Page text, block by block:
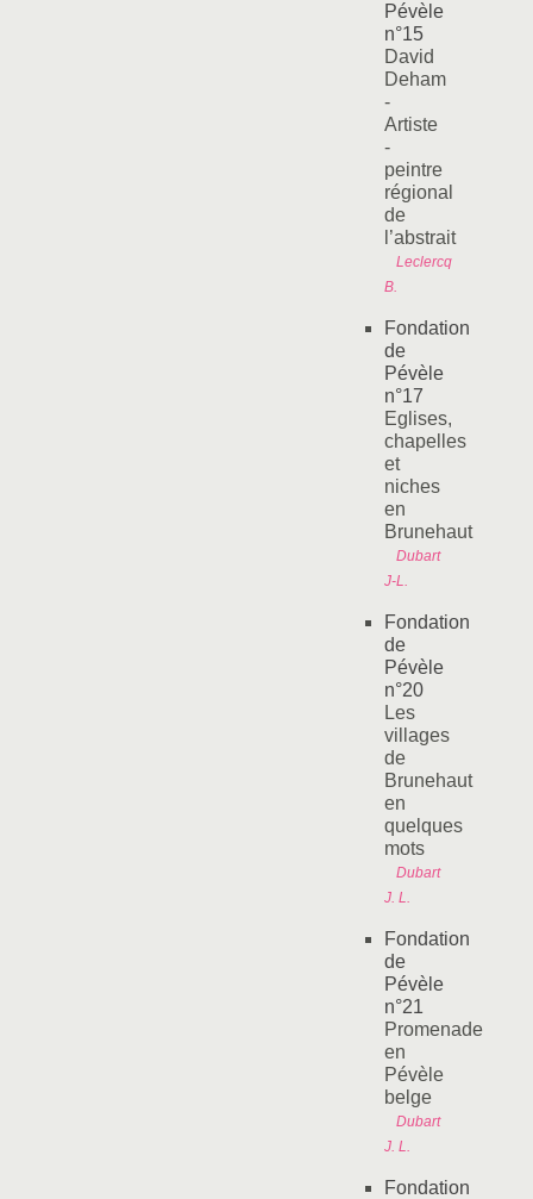
Pévèle
n°15
David
Deham
-
Artiste
-
peintre
régional
de
l’abstrait
Leclercq
B.
Fondation
de
Pévèle
n°17
Eglises,
chapelles
et
niches
en
Brunehaut
Dubart
J-L.
Fondation
de
Pévèle
n°20
Les
villages
de
Brunehaut
en
quelques
mots
Dubart
J. L.
Fondation
de
Pévèle
n°21
Promenade
en
Pévèle
belge
Dubart
J. L.
Fondation